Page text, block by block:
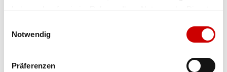
haben oder die sie im Rahmen Ihrer Nutzung der Dienste
Notwendig
Präferenzen